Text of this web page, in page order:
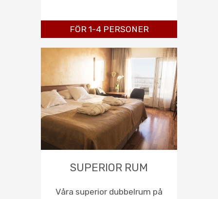
FÖR 1-4 PERSONER
SUPERIOR RUM
Våra superior dubbelrum på